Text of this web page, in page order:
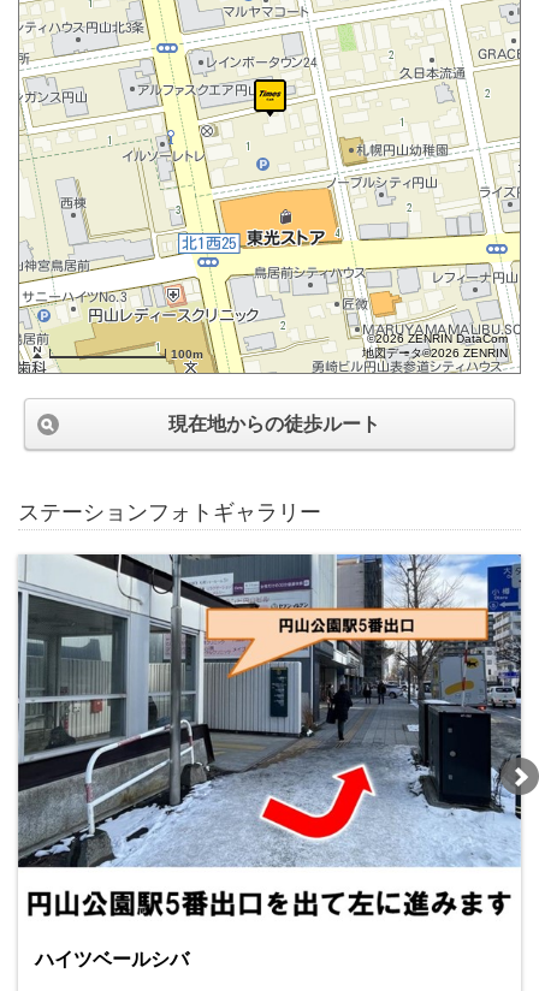
100m
©2026 ZENRIN DataCom
地図データ©2026 ZENRIN
現在地からの徒歩ルート
ステーションフォトギャラリー
ハイツベールシバ